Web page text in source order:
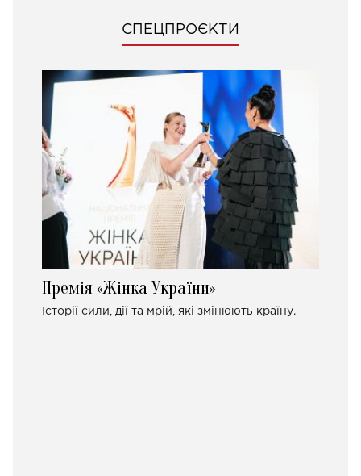
СПЕЦПРОЄКТИ
Премія «Жінка України»
Історії сили, дії та мрій, які змінюють країну.